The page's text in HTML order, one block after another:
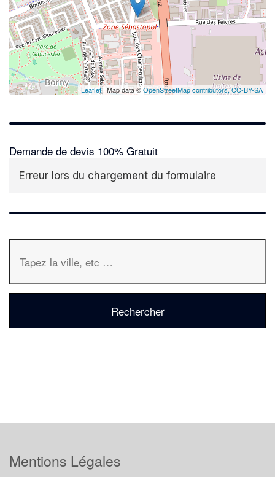
Leaflet| Map data ©OpenStreetMap contributors,CC-BY-SA
Demande de devis 100% Gratuit
Erreur lors du chargement du formulaire
Mentions Légales